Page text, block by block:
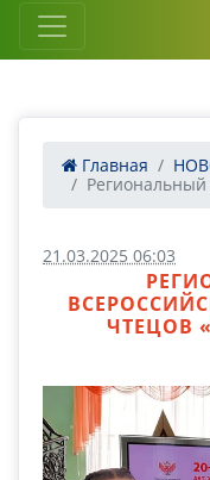
Главная
Региональный
21.03.2025 06:03
ЧТЕЦОВ